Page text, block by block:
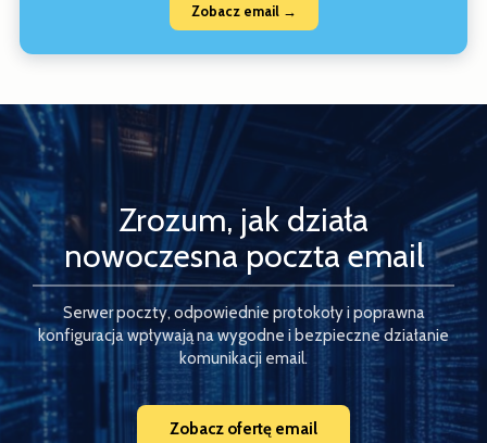
Zobacz email →
Zrozum, jak działa
nowoczesna poczta email
Serwer poczty, odpowiednie protokoły i poprawna
konfiguracja wpływają na wygodne i bezpieczne działanie
komunikacji email.
Zobacz ofertę email